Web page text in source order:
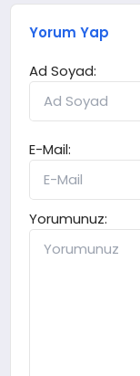
Yorum Yap
Ad Soyad:
E-Mail:
Yorumunuz: